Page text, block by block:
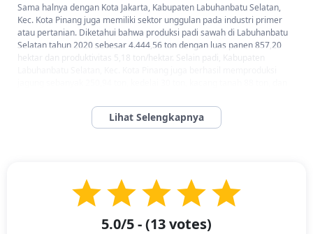
Sama halnya dengan Kota Jakarta, Kabupaten Labuhanbatu Selatan,
Kec. Kota Pinang juga memiliki sektor unggulan pada industri primer
atau pertanian. Diketahui bahwa produksi padi sawah di Labuhanbatu
Selatan tahun 2020 sebesar 4.444,56 ton dengan luas panen 857,20
hektar dan produktivitas 5,18 ton/hektar. Selain padi, Kabupaten
Dengan meningkatnya hasil dari produksi-produksi tersebut,
memungkinkan adanya peningkatan pula dalam hal pengiriman
pengiriman paket barang dengan mudah dan murah ke berbagai
daerah di Indonesia. Diantaranya Anda bisa mengirimkan barang dari
Jakarta ke Kabupaten Labuhanbatu Selatan, Kec. Kota Pinang dengan
ongkos kirim yang murah.
5.0/5 - (13votes)